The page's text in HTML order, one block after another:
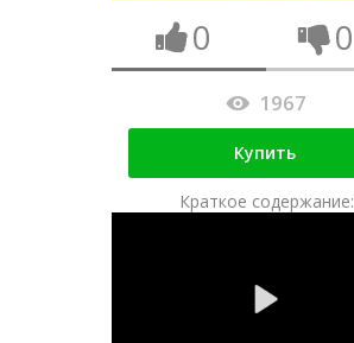
0 0
1967
Купить
Краткое содержание: